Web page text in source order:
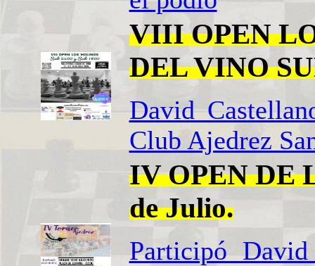
VIII OPEN
DEL VINO
David
Club Ajedrez
IV OPEN DE
de Julio.
Participó